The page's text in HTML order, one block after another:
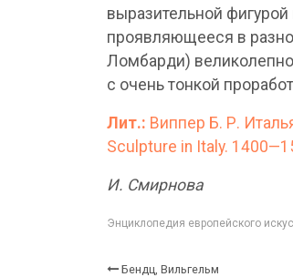
выразительной
проявляющееся в
Ломбарди)
с очень тонкой
Лит.: Виппер Б. Р.
Sculpture in Italy.
И. Смирнова
Энциклопедия европейского
Бендц, Вильгельм